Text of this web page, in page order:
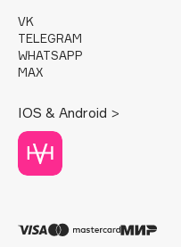
d'Alba
DABO
DARLING*
Davines
Deonica
Dessange
Dolce & Gabbana
VK
TELEGRAM
WHATSAPP
MAX
IOS & Android >